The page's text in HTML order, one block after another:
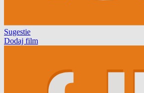
Sugestie
Dodaj film